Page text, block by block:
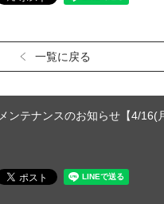
一覧に戻る
メンテナンスのお知らせ【4/16(